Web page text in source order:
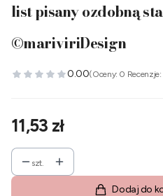
list pisany ozdobną
©mariviriDesign
0.00(Oceny: 0
Cena
11,53 zł
szt.
Dodaj do